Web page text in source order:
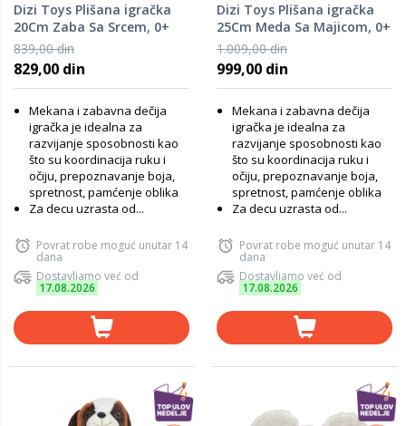
Dizi Toys Plišana igračka
20Cm Zaba Sa Srcem, 0+
839,00 din
829,00 din
Mekana i zabavna dečija
igračka je idealna za
razvijanje sposobnosti kao
što su koordinacija ruku i
očiju, prepoznavanje boja,
spretnost, pamćenje oblika
Za decu uzrasta od...
Povrat robe moguć unutar 14
dana
Dostavljamo već od
17.08.2026
Dizi Toys Plišana igračka
25Cm Meda Sa Majicom, 0+
1.009,00 din
999,00 din
Mekana i zabavna dečija
igračka je idealna za
razvijanje sposobnosti kao
što su koordinacija ruku i
očiju, prepoznavanje boja,
spretnost, pamćenje oblika
Za decu uzrasta od...
Povrat robe moguć unutar 14
dana
Dostavljamo već od
17.08.2026